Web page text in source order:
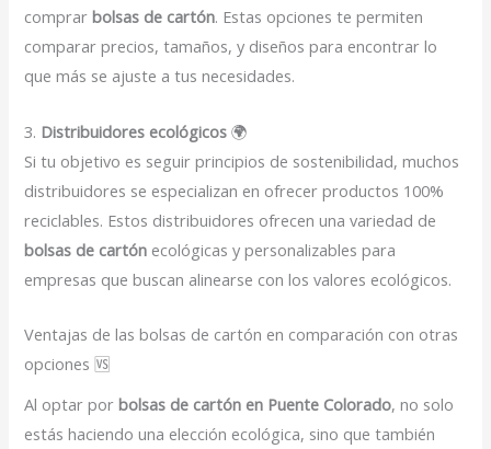
comprarbolsas de cartón. Estas opciones te permiten
comparar precios, tamaños, y diseños para encontrar lo
que más se ajuste a tus necesidades.
3. Distribuidores ecológicos 🌍
Si tu objetivo es seguir principios de sostenibilidad, muchos
distribuidores se especializan en ofrecer productos 100%
reciclables. Estos distribuidores ofrecen una variedad de
bolsas de cartón ecológicas y personalizables para
empresas que buscan alinearse con los valores ecológicos.
Ventajas de las bolsas de cartón en comparación con otras
opciones 🆚
Al optar porbolsas de cartón en Puente Colorado, no solo
estás haciendo una elección ecológica, sino que también